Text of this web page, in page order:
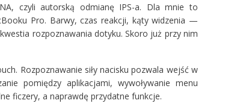
czyli autorską odmianę IPS-a. Dla mnie to
Pro. Barwy, czas reakcji, kąty widzenia —
rozpoznawania dotyku. Skoro już przy nim
Rozpoznawanie siły nacisku pozwala wejść w
pomiędzy aplikacjami, wywoływanie menu
ficzery, a naprawdę przydatne funkcje.